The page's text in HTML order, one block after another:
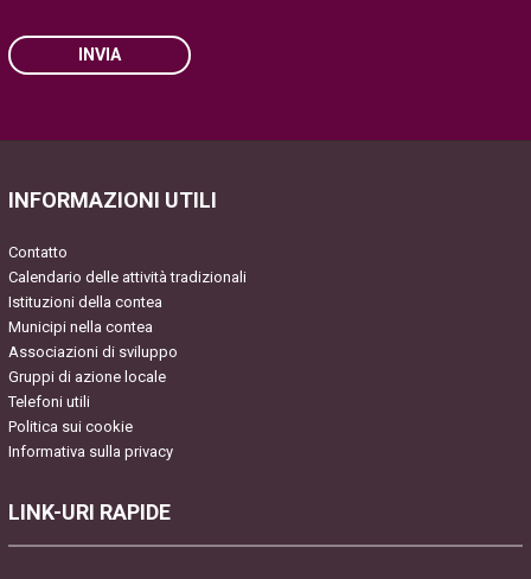
INVIA
INFORMAZIONI UTILI
Contatto
Calendario delle attività tradizionali
Istituzioni della contea
Municipi nella contea
Associazioni di sviluppo
Gruppi di azione locale
Telefoni utili
Politica sui cookie
Informativa sulla privacy
LINK-URI RAPIDE